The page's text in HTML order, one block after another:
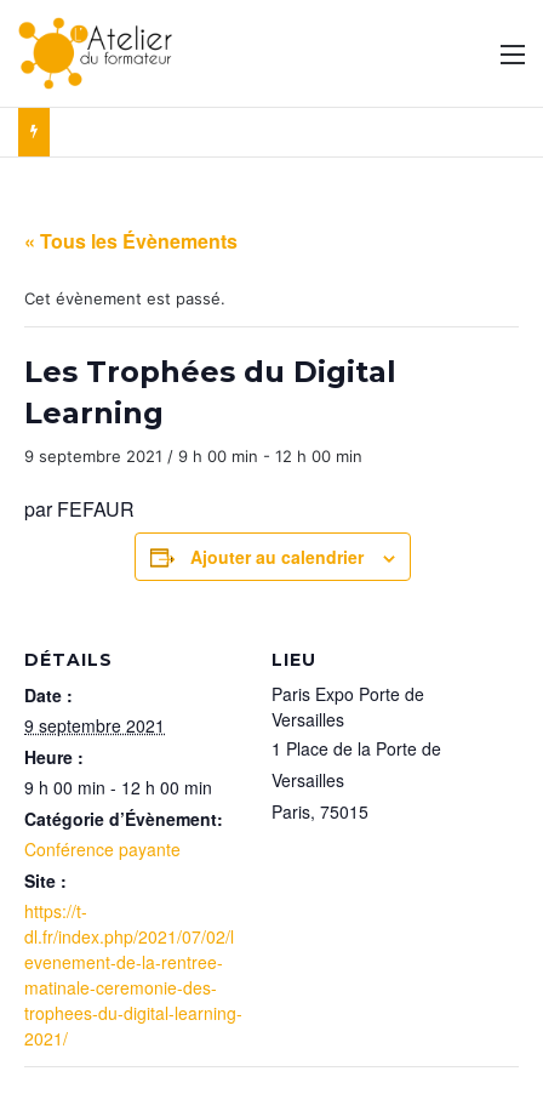
« Tous les Évènements
Cet évènement est passé.
Les Trophées du Digital
Learning
9 septembre 2021 / 9 h 00 min - 12 h 00 min
par FEFAUR
Ajouter au calendrier
DÉTAILS
Date :
9 septembre 2021
Heure :
9 h 00 min - 12 h 00 min
Catégorie d’Évènement:
Conférence payante
Site :
https://t-
dl.fr/index.php/2021/07/02/l
evenement-de-la-rentree-
matinale-ceremonie-des-
trophees-du-digital-learning-
2021/
LIEU
Paris Expo Porte de
Versailles
1 Place de la Porte de
Versailles
Paris, 75015